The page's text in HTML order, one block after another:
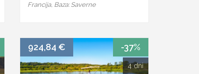
Francija, Baza: Saverne
924,84 € -37%
4 dni